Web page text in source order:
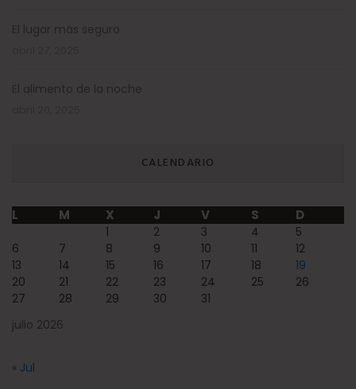
El lugar más seguro
El alimento de la noche
CALENDARIO
julio 2026
L M X J V S D
1 2 3 4
5
6
7 8 9 10 11
12
13
14 15 16 17 18
19
20
21 22 23 24 25
26
27
28 29 30 31
« Jul